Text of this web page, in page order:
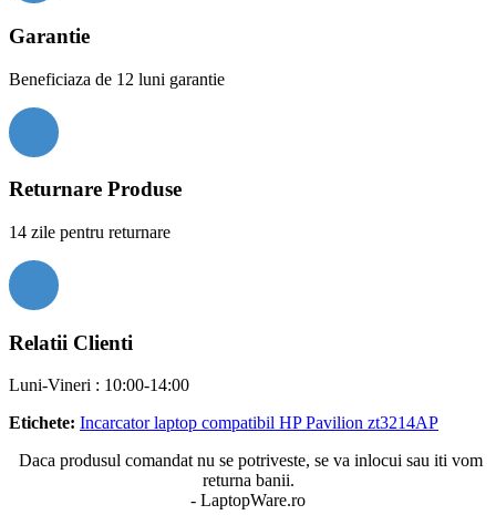
Garantie
Beneficiaza de 12 luni garantie
Returnare Produse
14 zile pentru returnare
Relatii Clienti
Luni-Vineri : 10:00-14:00
Etichete: Incarcator laptop compatibil HP Pavilion zt3214AP
Daca produsul comandat nu se potriveste, se va inlocui sau iti vom
returna banii.
- LaptopWare.ro